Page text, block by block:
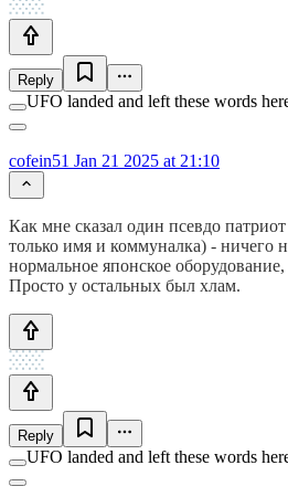
Reply
UFO landed and left these words
cofein51 Jan 21 2025 at 21:10
Как мне сказал один псевдо
только имя и коммуналка) - ничего
нормальное японское
Просто у остальных был хлам.
Reply
UFO landed and left these words